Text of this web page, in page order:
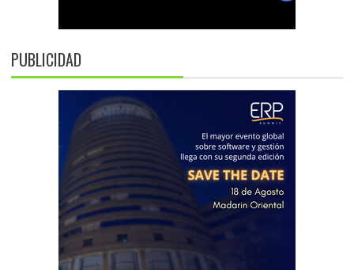
PUBLICIDAD